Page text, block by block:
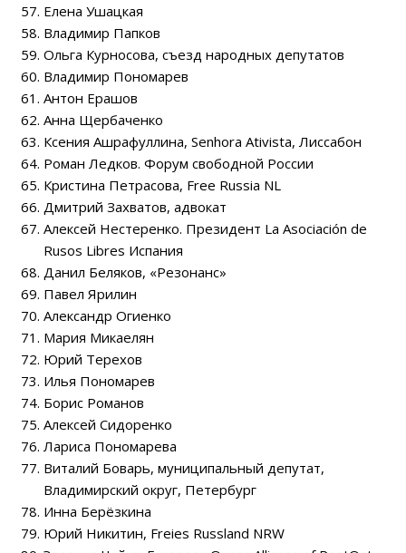
Елена Ушацкая
Владимир Папков
Ольга Курносова, съезд народных депутатов
Владимир Пономарев
Антон Ерашов
Анна Щербаченко
Ксения Ашрафуллина, Senhora Ativista, Лиссабон
Роман Ледков. Форум свободной России
Кристина Петрасова, Free Russia NL
Дмитрий Захватов, адвокат
Алексей Нестеренко. Президент La Asociación de
Rusos Libres Испания
Данил Беляков, «Резонанс»
Павел Ярилин
Александр Огиенко
Мария Микаелян
Юрий Терехов
Илья Пономарев
Борис Романов
Алексей Сидоренко
Лариса Пономарева
Виталий Боварь, муниципальный депутат,
Владимирский округ, Петербург
Инна Берёзкина
Юрий Никитин, Freies Russland NRW